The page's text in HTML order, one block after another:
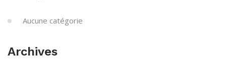
Aucune catégorie
Archives